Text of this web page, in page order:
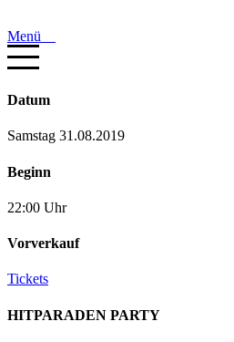
Menü
Datum
Samstag 31.08.2019
Beginn
22:00 Uhr
Vorverkauf
Tickets
HITPARADEN PARTY